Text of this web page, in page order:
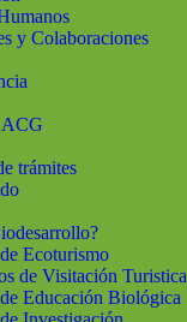
y Colaboraciones
trámites
Ecoturismo
de Visitación Turistica
Educación Biológica